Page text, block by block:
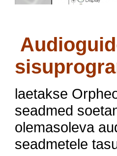
laetakse
seadmed
olemasoleva
seadmetele